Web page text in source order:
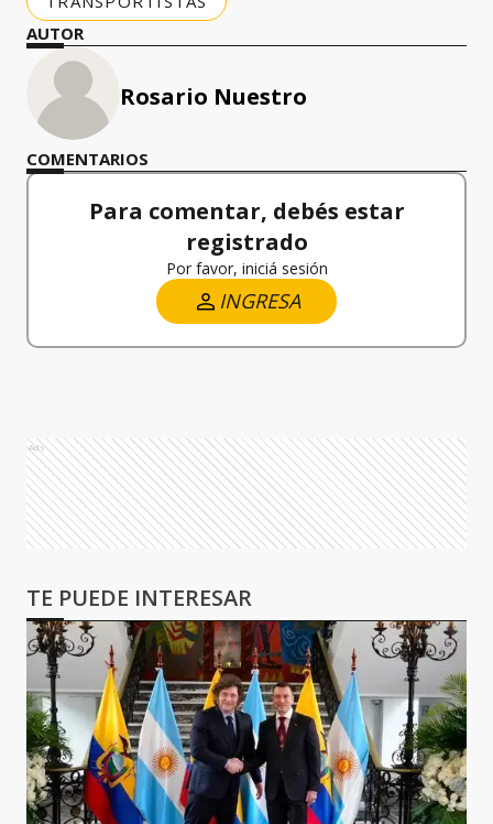
AUTOR
Rosario Nuestro
COMENTARIOS
Para comentar, debés estar
registrado
Por favor, iniciá sesión
INGRESA
Ads
TE PUEDE INTERESAR